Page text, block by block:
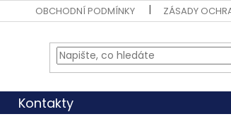
OBCHODNÍ PODMÍNKY ZÁSADY
Kontakty